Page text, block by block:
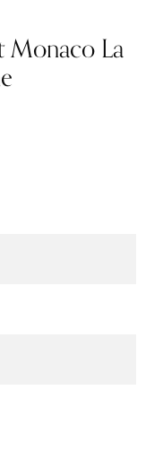
Monaco La